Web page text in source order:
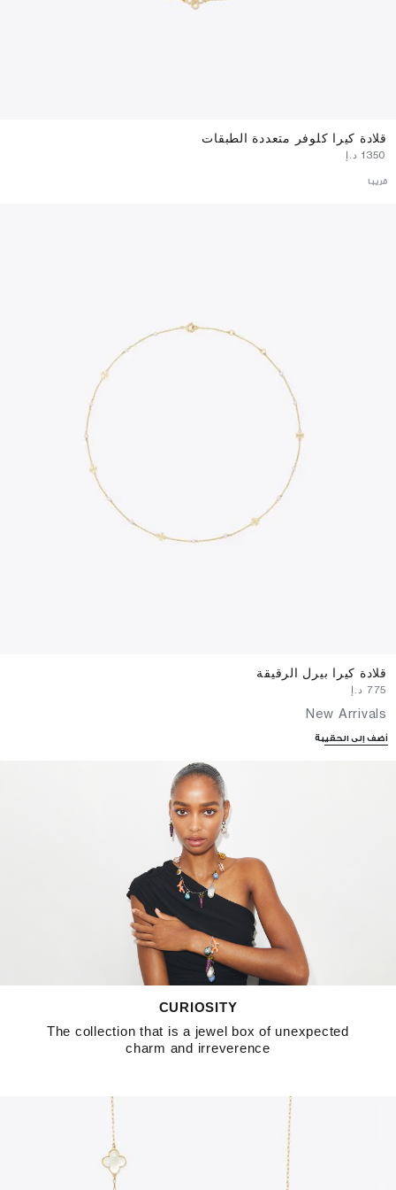
قلادة كيرا كلوفر متعددة الطبقات
قريبا
قلادة كيرا بيرل الرقيقة
New Arrivals
أضف إلى الحقيبة
CURIOSITY
The collection that is a jewel box of unexpected
charm and irreverence